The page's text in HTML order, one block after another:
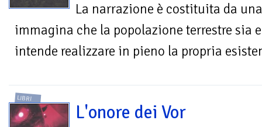
La narrazione è costituita da
immagina che la popolazione terrestre sia
intende realizzare in pieno la propria
LIBRI
L'onore dei Vor